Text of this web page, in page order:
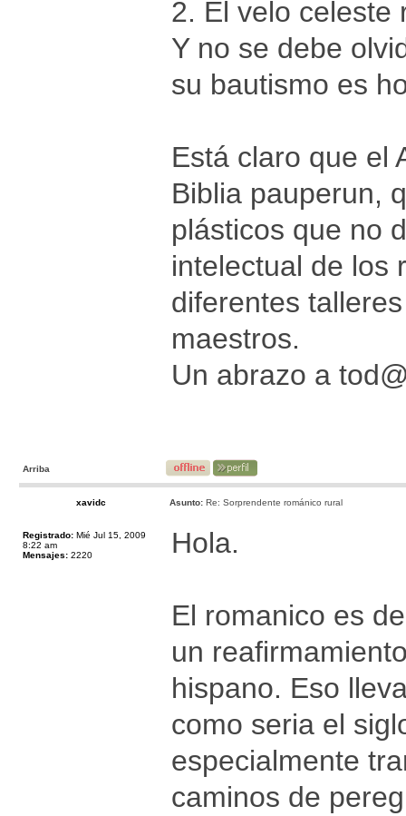
2. El velo celeste
Y no se debe
su bautismo es
Está claro que el
Biblia pauperun,
plásticos que no
intelectual de los
diferentes
maestros.
Un abrazo a
Arriba
xavidc Asunto: Re: Sorprendente románico rural
Registrado: Mié Jul 15, 2009
8:22 am
Mensajes: 2220 Hola.
El romanico es
un
hispano. Eso
como seria el
especialmente
caminos de